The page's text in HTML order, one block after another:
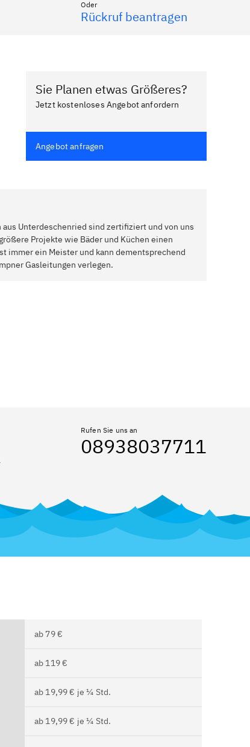
Oder
Rückruf beantragen
Sie Planen etwas Größeres?
Jetzt kostenloses Angebot anfordern
Angebot anfragen
aus Unterdeschenried sind zertifiziert und von uns
Projekte wie Bäder und Küchen einen
immer ein Meister und kann dementsprechend
Gasleitungen verlegen.
Rufen Sie uns an
08938037711
ab 79 €
ab 119 €
ab 19,99 € je ¼ Std.
ab 19,99 € je ¼ Std.